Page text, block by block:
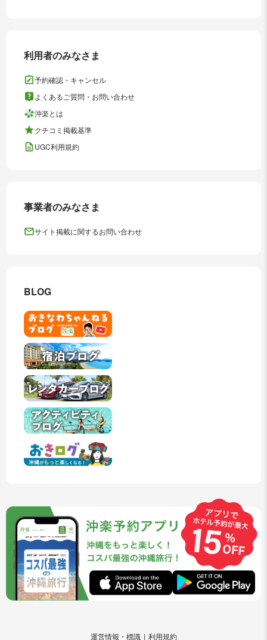
利用者のみなさま
予約確認・キャンセル
よくあるご質問・お問い合わせ
沖楽とは
クチコミ掲載基準
UGC利用規約
事業者のみなさま
サイト掲載に関するお問い合わせ
BLOG
運営情報・標識 利用規約